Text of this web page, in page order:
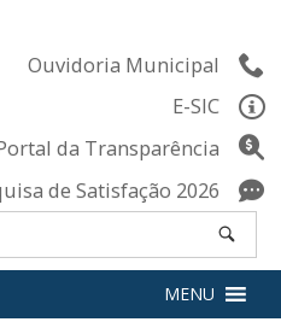
Ouvidoria Municipal
E-SIC
da Transparência
de Satisfação 2026
MENU